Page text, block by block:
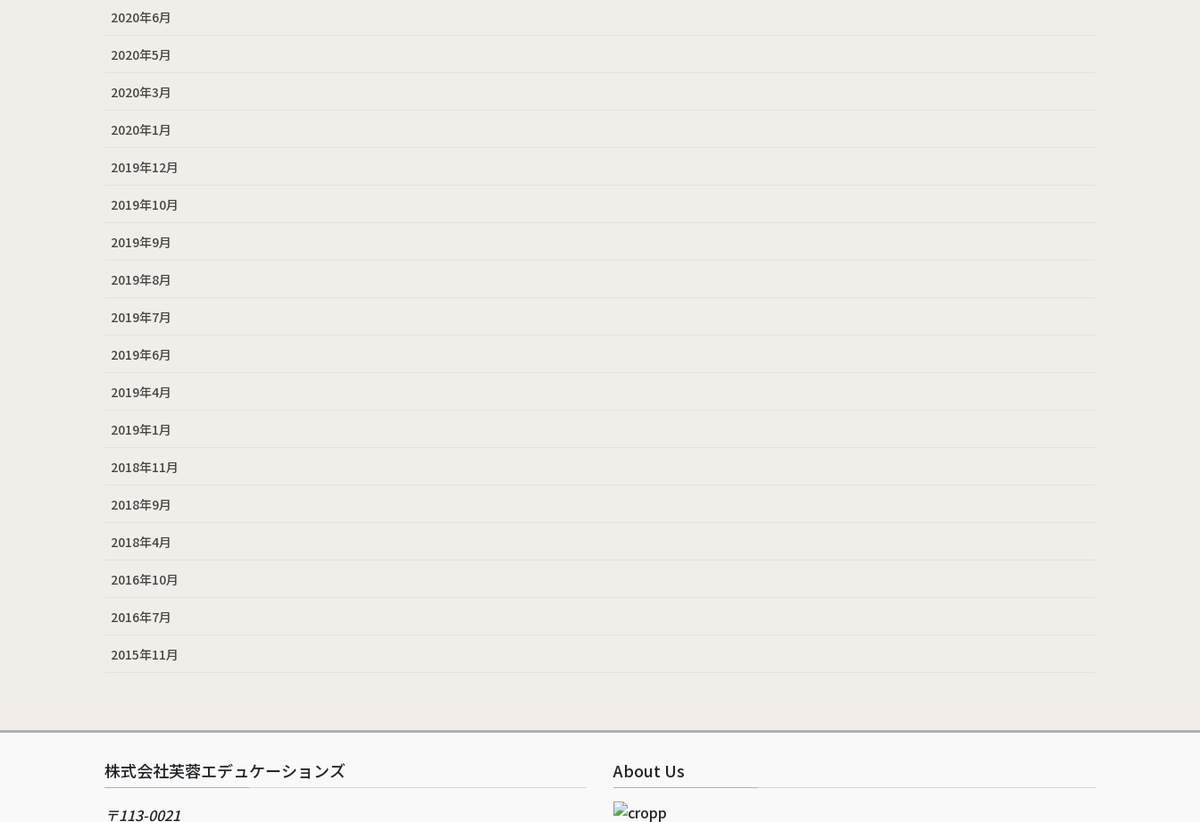
2020年6月
2020年5月
2020年3月
2020年1月
2019年12月
2019年10月
2019年9月
2019年8月
2019年7月
2019年6月
2019年4月
2019年1月
2018年11月
2018年9月
2018年4月
2016年10月
2016年7月
2015年11月
株式会社芙蓉エデュケーションズ
〒113-0021
About Us